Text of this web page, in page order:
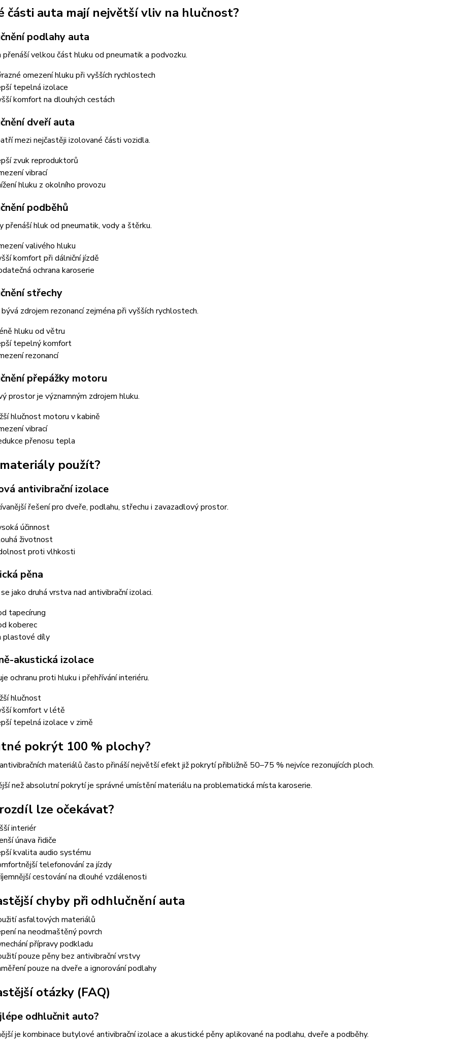
části auta mají největší vliv na hlučnost?
podlahy auta
přenáší velkou část hluku od pneumatik a podvozku.
omezení hluku při vyšších rychlostech
tepelná izolace
komfort na dlouhých cestách
dveří auta
mezi nejčastěji izolované části vozidla.
zvuk reproduktorů
vibrací
hluku z okolního provozu
podběhů
přenáší hluk od pneumatik, vody a štěrku.
valivého hluku
komfort při dálniční jízdě
ochrana karoserie
střechy
zdrojem rezonancí zejména při vyšších rychlostech.
hluku od větru
tepelný komfort
rezonancí
přepážky motoru
prostor je významným zdrojem hluku.
hlučnost motoru v kabině
vibrací
přenosu tepla
použít?
antivibrační izolace
řešení pro dveře, podlahu, střechu i zavazadlový prostor.
účinnost
životnost
proti vlhkosti
pěna
jako druhá vrstva nad antivibrační izolaci.
tapecírung
koberec
plastové díly
akustická izolace
ochranu proti hluku i přehřívání interiéru.
hlučnost
komfort v létě
tepelná izolace v zimě
pokrýt 100 % plochy?
materiálů často přináší největší efekt již pokrytí přibližně 50–75 % nejvíce rezonujících ploch.
než absolutní pokrytí je správné umístění materiálu na problematická místa karoserie.
lze očekávat?
interiér
únava řidiče
kvalita audio systému
telefonování za jízdy
cestování na dlouhé vzdálenosti
chyby při odhlučnění auta
asfaltových materiálů
na neodmaštěný povrch
přípravy podkladu
pouze pěny bez antivibrační vrstvy
pouze na dveře a ignorování podlahy
otázky (FAQ)
odhlučnit auto?
je kombinace butylové antivibrační izolace a akustické pěny aplikované na podlahu, dveře a podběhy.